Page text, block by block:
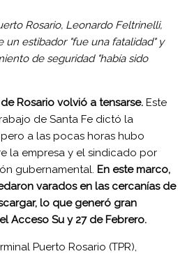
Rosario, Leonardo Feltrinelli,
un estibador "fue una fatalidad" y
de seguridad "había sido
Rosario volvió a tensarse. Este
de Santa Fe dictó la
a las pocas horas hubo
la empresa y el sindicado por
gubernamental. En este marco,
varados en las cercanías de
lo que generó gran
Acceso Su y 27 de Febrero.
Puerto Rosario (TPR),